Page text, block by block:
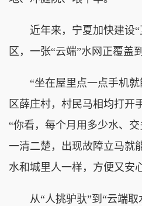
近年来，宁夏加快建设“
区，一张“云端”水网正覆盖
“坐在屋里点一点手机就
区薛庄村，村民马相均打开
“你看，每个月用多少水、交
一清二楚，出现故障立马就
水和城里人一样，方便又安
从“人挑驴驮”到“云端取